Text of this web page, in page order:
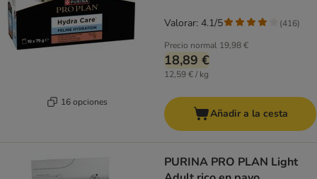
16 opciones
Precio normal 19,98 €
18,89 €
12,59 € / kg
Valorar: 4.1/5 (416)
Añadir a la cesta
PURINA PRO PLAN Light